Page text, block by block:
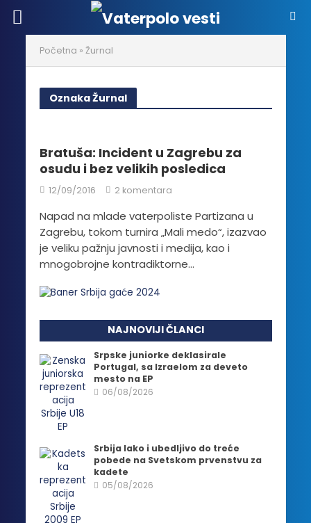
Početna » Žurnal
Oznaka Žurnal
Bratuša: Incident u Zagrebu za
osudu i bez velikih posledica
12/09/2016 2 komentara
Napad na mlade vaterpoliste Partizana u
Zagrebu, tokom turnira „Mali medo“, izazvao
je veliku pažnju javnosti i medija, kao i
mnogobrojne kontradiktorne...
NAJNOVIJI ČLANCI
Srpske juniorke deklasirale
Portugal, sa Izraelom za deveto
mesto na EP
06/08/2026
Srbija lako i ubedljivo do treće
pobede na Svetskom prvenstvu za
kadete
05/08/2026